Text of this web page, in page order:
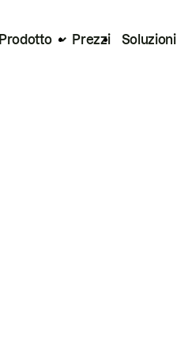
Prodotto Prezzi Soluzioni